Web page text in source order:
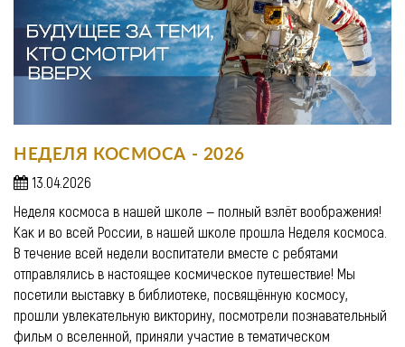
НЕДЕЛЯ КОСМОСА - 2026
13.04.2026
Неделя космоса в нашей школе — полный взлёт воображения!
Как и во всей России, в нашей школе прошла Неделя космоса.
В течение всей недели воспитатели вместе с ребятами
отправлялись в настоящее космическое путешествие! Мы
посетили выставку в библиотеке, посвящённую космосу,
прошли увлекательную викторину, посмотрели познавательный
фильм о вселенной, приняли участие в тематическом